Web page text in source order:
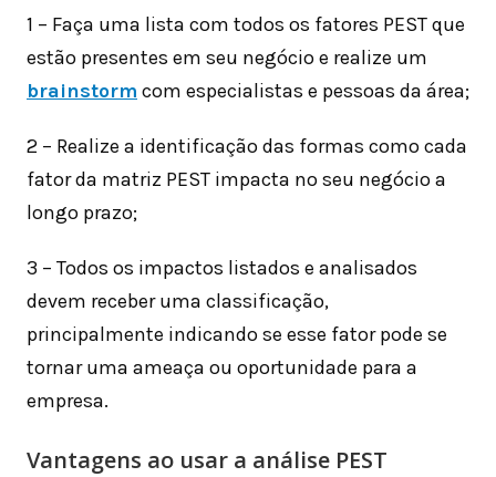
1 – Faça uma lista com todos os fatores PEST que
estão presentes em seu negócio e realize um
brainstorm com especialistas e pessoas da área;
2 – Realize a identificação das formas como cada
fator da matriz PEST impacta no seu negócio a
longo prazo;
3 – Todos os impactos listados e analisados
devem receber uma classificação,
principalmente indicando se esse fator pode se
tornar uma ameaça ou oportunidade para a
empresa.
Vantagens ao usar a análise PEST